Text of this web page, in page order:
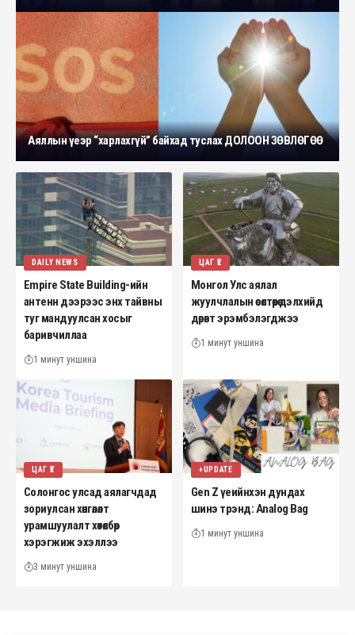
Аяллын үеэр “харлахгүй” байхад туслах ДОЛООН ЗӨВЛӨГӨӨ
DAILY NEWS
Empire State Building-ийн
антенн дээрээс энх тайвны
туг мандуулсан хосыг
баривчиллаа
1 минут уншина
ЦАГ ҮЕ
Монгол Улс аялал
жуулчлалын өсөлтөөрөө дэлхийд
дөрөвт эрэмбэлэгджээ
1 минут уншина
ЦАГ ҮЕ
Солонгос улсад аялагчдад
зориулсан хөнгөлөлт
урамшуулалт хөтөлбөр
хэрэгжиж эхэллээ
3 минут уншина
+UPDATE
Gen Z үеийнхэн дундах
шинэ трэнд: Analog Bag
1 минут уншина